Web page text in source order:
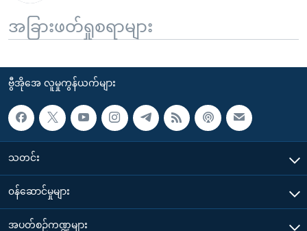
အခြားဖတ်ရှုစရာများ
ဗွီအိုအေ လူမှုကွန်ယက်များ
သတင်း
၀န်ဆောင်မှုများ
အပတ်စဉ်ကဏ္ဍများ